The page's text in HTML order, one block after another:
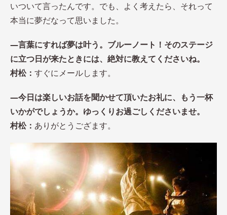
いついて言ったんです。でも、よく考えたら、それって
本当に夢だなって思いました。
―言葉にすれば夢は叶う。ブルーノート！そのステージ
に立つ日が来たときには、絶対に教えてくださいね。
村松： すぐにメールします。
―今日は楽しいお話を聞かせて頂いたお礼に、もう一杯
いかがでしょうか。ゆっくりお過ごしくださいませ。
村松： ありがとうござます。